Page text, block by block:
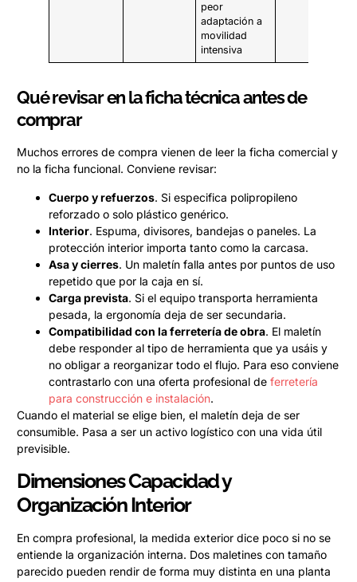
peor
adaptación a
movilidad
intensiva
Qué revisar en la ficha técnica antes de
comprar
Muchos errores de compra vienen de leer la ficha comercial y
no la ficha funcional. Conviene revisar:
Cuerpo y refuerzos. Si especifica polipropileno
reforzado o solo plástico genérico.
Interior. Espuma, divisores, bandejas o paneles. La
protección interior importa tanto como la carcasa.
Asa y cierres. Un maletín falla antes por puntos de uso
repetido que por la caja en sí.
Carga prevista. Si el equipo transporta herramienta
pesada, la ergonomía deja de ser secundaria.
Compatibilidad con la ferretería de obra. El maletín
debe responder al tipo de herramienta que ya usáis y
no obligar a reorganizar todo el flujo. Para eso conviene
contrastarlo con una oferta profesional de ferretería
para construcción e instalación.
Cuando el material se elige bien, el maletín deja de ser
consumible. Pasa a ser un activo logístico con una vida útil
previsible.
Dimensiones Capacidad y
Organización Interior
En compra profesional, la medida exterior dice poco si no se
entiende la organización interna. Dos maletines con tamaño
parecido pueden rendir de forma muy distinta en una planta